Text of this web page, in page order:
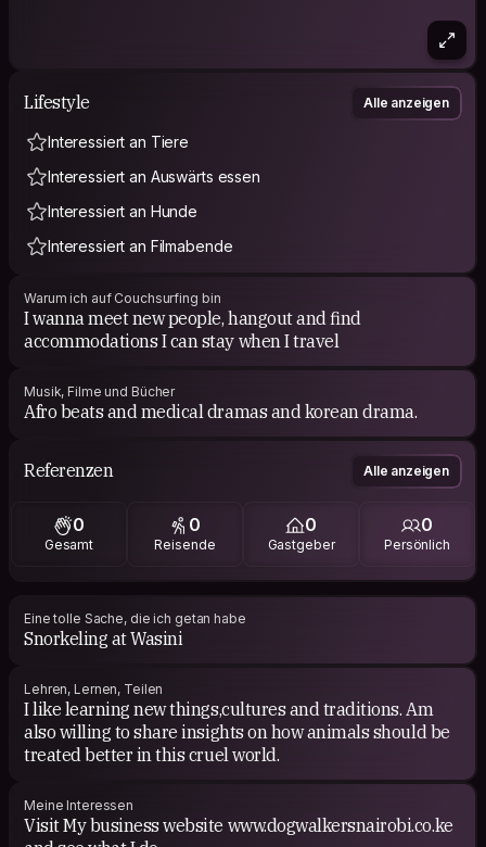
Lifestyle Alle anzeigen
Interessiert an Tiere
Interessiert an Auswärts essen
Interessiert an Hunde
Interessiert an Filmabende
Warum ich auf Couchsurfing bin
I wanna meet new people, hangout and find
accommodations I can stay when I travel
Musik, Filme und Bücher
Afro beats and medical dramas and korean drama.
Referenzen Alle anzeigen
0
Gesamt
0
Reisende
0
Gastgeber
0
Persönlich
Eine tolle Sache, die ich getan habe
Snorkeling at Wasini
Lehren, Lernen, Teilen
I like learning new things,cultures and traditions. Am
also willing to share insights on how animals should be
treated better in this cruel world.
Meine Interessen
Visit My business website www.dogwalkersnairobi.co.ke